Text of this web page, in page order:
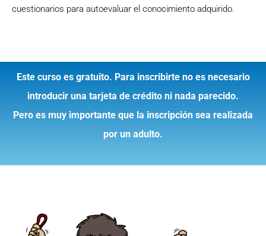
cuestionarios para autoevaluar el conocimiento adquirido.
Este curso es gratuito. Para inscribirte no es necesario
introducir una tarjeta de crédito ni nada parecido.
Pero es muy importante que la inscripción sea realizada
por un adulto.